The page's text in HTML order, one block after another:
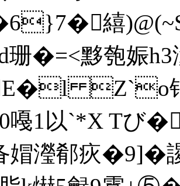
繥
qd珊�=<黟匏娠
E�l Z`o
嘠1以`*X Tび
瀅郩疢�9]�